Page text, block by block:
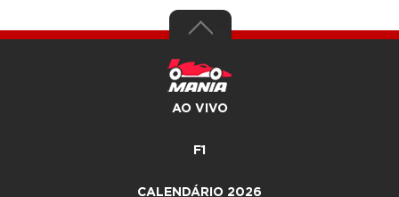
AO VIVO
F1
CALENDÁRIO 2026